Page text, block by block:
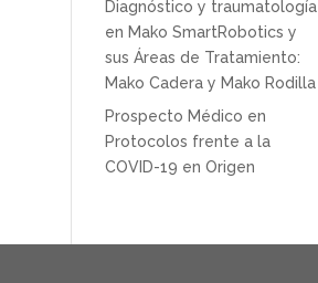
Diagnóstico y traumatología
en Mako SmartRobotics y
sus Áreas de Tratamiento:
Mako Cadera y Mako Rodilla
Prospecto Médico en
Protocolos frente a la
COVID-19 en Origen